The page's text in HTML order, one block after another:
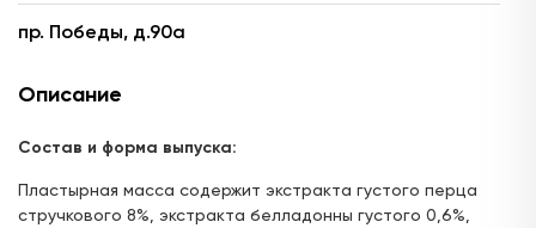
пр. Победы, д.90а
Отсутствует
ул. Ю. Фучика, д.90 (ТЦ "Франт")
с 10.00 до 22:00
Описание
Состав и форма выпуска:
Пластырная масса содержит экстракта густого перца
стручкового 8%, экстракта белладонны густого 0,6%,